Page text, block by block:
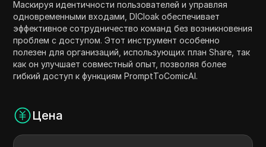
Маскируя идентичности пользователей и управляя
одновременными входами, DICloak обеспечивает
эффективное сотрудничество команд без возникновения
проблем с доступом. Этот инструмент особенно
полезен для организаций, использующих план Share, так
как он улучшает совместный опыт, позволяя более
гибкий доступ к функциям PromptToComicAI.
Цена